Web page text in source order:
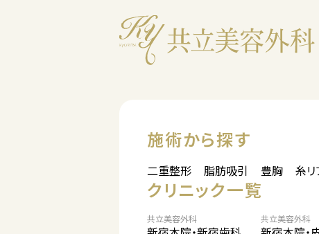
施術から探す
二重整形 脂肪吸引 豊胸 糸リ
クリニック一覧
共立美容外科 共立美容外科